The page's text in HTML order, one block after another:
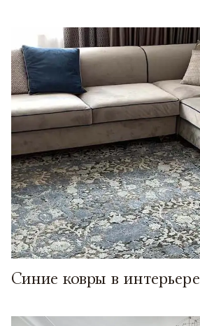
Синие ковры в интерьере